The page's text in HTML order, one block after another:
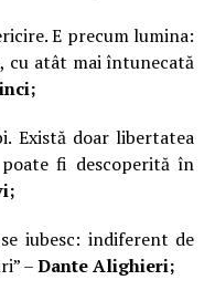
E precum lumina:
cu atât mai întunecată
Există doar libertatea
fi descoperită în
iubesc: indiferent de
–Dante Alighieri;